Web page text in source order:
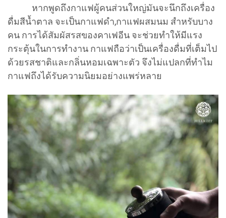
หากพูดถึงกาแฟผู้คนส่วนใหญ่มันจะนึกถึงเครื่อง
ดื่มสีน้ำตาล จะเป็นกาแฟดำ,กาแฟผสมนม สำหรับบาง
คน การได้สัมผัสรสของคาเฟอีน จะช่วยทำให้มีแรง
กระตุ้นในการทำงาน กาแฟถือว่าเป็นเครื่องดื่มที่เต็มไป
ด้วยรสชาติและกลิ่นหอมเฉพาะตัว จึงไม่แปลกที่ทำไม
กาแฟถึงได้รับความนิยมอย่างแพร่หลาย